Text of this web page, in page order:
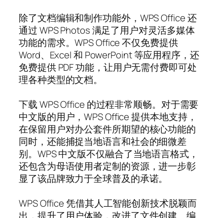
除了文档编辑和制作功能外，WPS Office 还
通过 WPS Photos 满足了用户对灵活多媒体
功能的需求。WPS Office 不仅免费提供
Word、Excel 和 PowerPoint 等应用程序，还
免费提供 PDF 功能，让用户无需付费即可处
理各种类型的文档。
下载 WPS Office 的过程非常顺畅。对于需要
中文版的用户，WPS Office 提供本地支持，
在保留用户对办公套件所期望的核心功能的
同时，还能捕捉当地语言和社会的细微差
别。WPS 中文版不仅融合了当地语言格式，
还包含为母语使用者定制的资源，进一步彰
显了该品牌致力于全球普及的承诺。
WPS Office 凭借其人工智能创新技术脱颖而